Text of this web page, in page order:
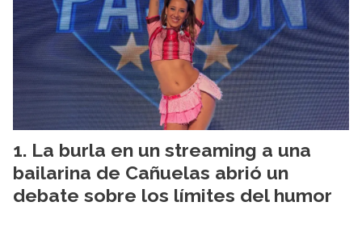
La burla en un streaming a una
bailarina de Cañuelas abrió un
debate sobre los límites del humor